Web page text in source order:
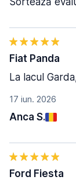
17 iun. 2026
Anca S.
Fiat Panda
La lacul
Ford Fiesta